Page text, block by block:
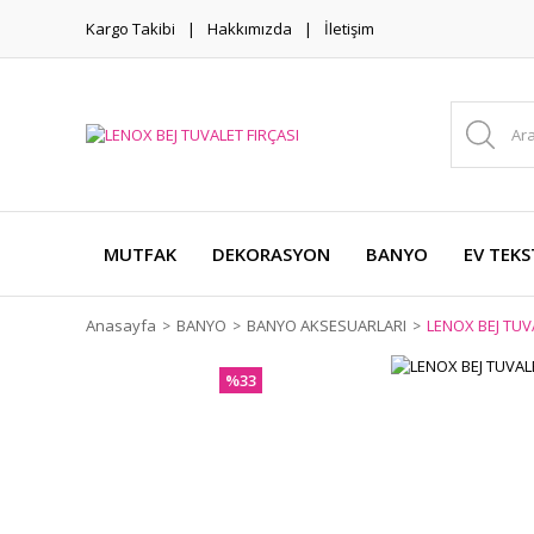
Kargo Takibi Hakkımızda İletişim
MUTFAK DEKORASYON BANYO EV
Anasayfa BANYO BANYO AKSESUARLARI LENOX BEJ
%33